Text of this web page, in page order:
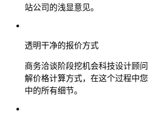
站公司的浅显意见。
透明干净的报价方式
商务洽谈阶段挖机会科技设计顾
解价格计算方式，在这个过程中
中的所有细节。